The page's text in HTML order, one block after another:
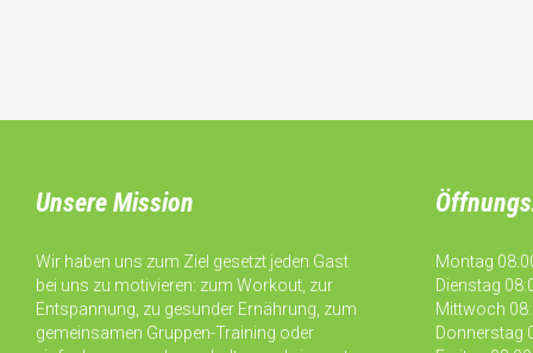
Unsere Mission
Wir haben uns zum Ziel gesetzt jeden Gast
bei uns zu motivieren: zum Workout, zur
Entspannung, zu gesunder Ernährung, zum
gemeinsamen Gruppen-Training oder
Montag
Dienstag
Mittwoch
Donnerstag